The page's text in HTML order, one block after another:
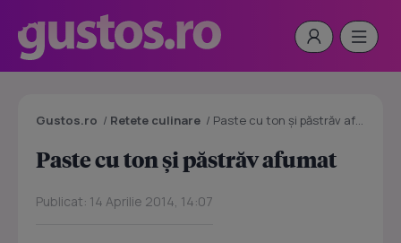
Gustos.ro / Retete culinare / Paste cu ton și păstrăv afumat
Paste cu ton și păstrăv afumat
Publicat: 14 Aprilie 2014, 14:07